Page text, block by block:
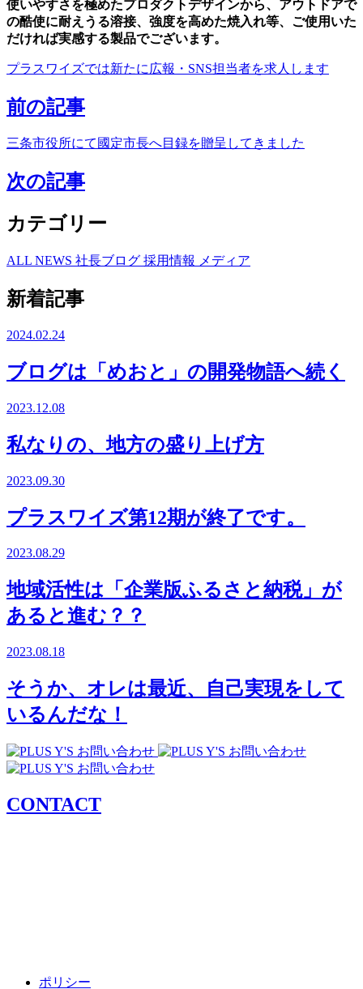
使いやすさを極めたプロダクトデザインから、アウトドアで
の酷使に耐えうる溶接、強度を高めた焼入れ等、ご使用いた
だければ実感する製品でございます。
プラスワイズでは新たに広報・SNS担当者を求人します
前の記事
三条市役所にて國定市長へ目録を贈呈してきました
次の記事
カテゴリー
ALL NEWS 社長ブログ 採用情報 メディア
新着記事
2024.02.24
ブログは「めおと」の開発物語へ続く
2023.12.08
私なりの、地方の盛り上げ方
2023.09.30
プラスワイズ第12期が終了です。
2023.08.29
地域活性は「企業版ふるさと納税」が
あると進む？？
2023.08.18
そうか、オレは最近、自己実現をして
いるんだな！
CONTACT
ポリシー